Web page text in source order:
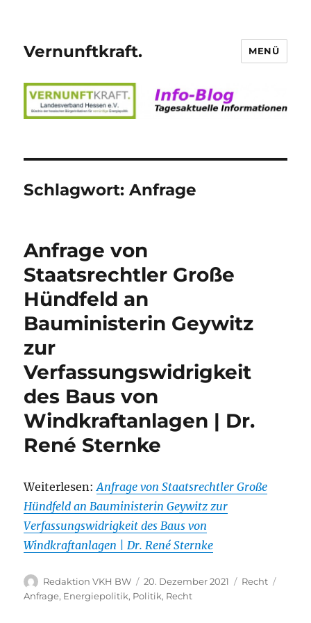
Vernunftkraft. MENÜ
Schlagwort:Anfrage
Anfrage von
Staatsrechtler Große
Hündfeld an
Bauministerin Geywitz
zur
Verfassungswidrigkeit
des Baus von
Windkraftanlagen | Dr.
René Sternke
Weiterlesen:Anfrage von Staatsrechtler Große
Hündfeld an Bauministerin Geywitz zur
Verfassungswidrigkeit des Baus von
Windkraftanlagen | Dr. René Sternke
Autor
Redaktion VKH BW
Veröffentlicht
am
20. Dezember 2021 Kategorien
Recht
Anfrage, Energiepolitik, Politik, Recht